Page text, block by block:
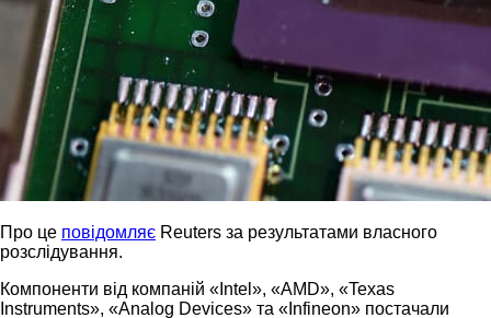
Про це повідомляє Reuters за результатами власного
розслідування.
Компоненти від компаній «Intel», «AMD», «Texas
Instruments», «Analog Devices» та «Infineon» постачали